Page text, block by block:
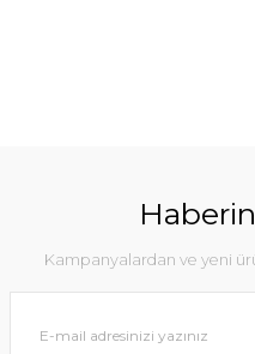
Kampanyalardan ve yeni